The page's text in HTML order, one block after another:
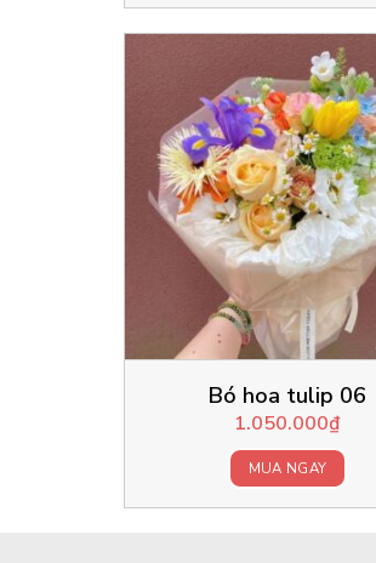
Bó hoa tulip 06
1.050.000₫
MUA NGAY